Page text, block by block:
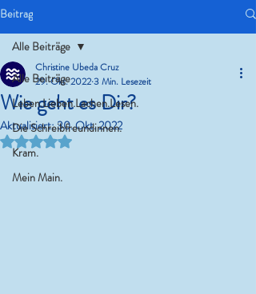
Beitrag
Alle Beiträge
Leben.Lieben.Lachen.Lesen.
Die Schreibfreundinnen.
Kram.
Mein Main.
Alle Beiträge
Wie geht es Dir?
Christine Ubeda Cruz
29. Okt. 20223 Min. Lesezeit
Aktualisiert:30. Okt. 2022
Mit NaN von 5 Sternen bewertet.